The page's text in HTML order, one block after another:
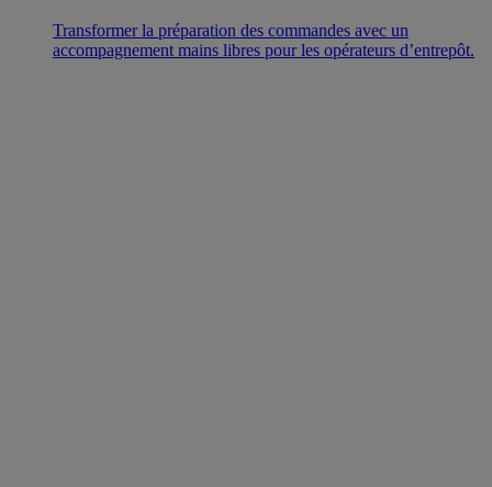
Transformer la préparation des commandes avec un
accompagnement mains libres pour les opérateurs d’entrepôt.